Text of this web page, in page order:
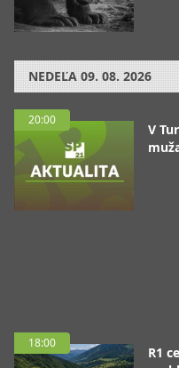
NEDEĽA 09. 08. 2026
20:00
V
18:00
R1